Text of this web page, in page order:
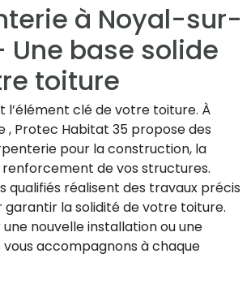
à Noyal-sur-
Une base solide
toiture
l’élément clé de votre toiture. À
, Protec Habitat 35 propose des
pour la construction, la
de vos structures.
qualifiés réalisent des travaux précis
garantir la solidité de votre toiture.
nouvelle installation ou une
accompagnons à chaque